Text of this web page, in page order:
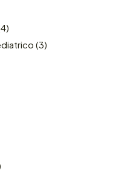
(3)